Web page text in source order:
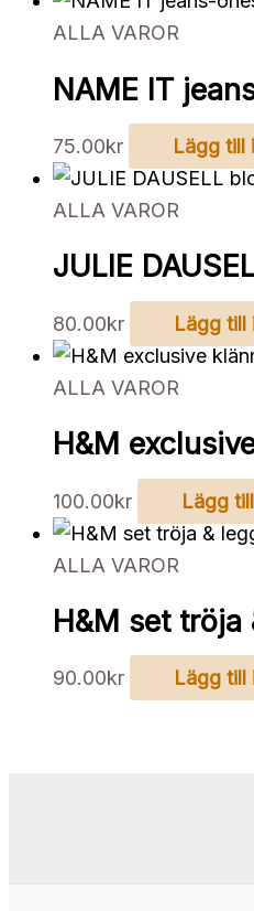
ALLA VAROR
NAME IT
75.00kr Lägg till
ALLA VAROR
JULIE
80.00kr Lägg till
ALLA VAROR
H&M
100.00kr Lägg
ALLA VAROR
H&M set
90.00kr Lägg till